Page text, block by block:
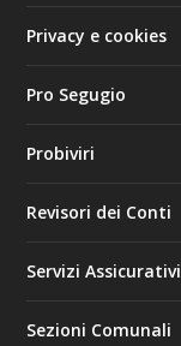
Privacy e cookies
Pro Segugio
Probiviri
Revisori dei Conti
Servizi Assicurativi
Sezioni Comunali